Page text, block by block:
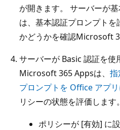
が開きます。 サーバーが
は、基本認証プロンプト
かどうかを確認Microsoft
サーバーが Basic 認証を使
Microsoft 365 Appsは、 指
プロンプトを Office アプ
リシーの状態を評価します。
ポリシーが [有効] に